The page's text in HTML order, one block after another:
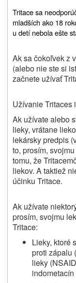
Tritace sa
mladších ako 18
u detí nebola ešte
Ak sa čokoľvek z
(alebo nie ste si
začnete užívať
UžívanieTritaces
Ak užívate alebo
lieky, vrátane
lekársky predpis
to, prosím,
tomu, žeTritace
liekov. A taktiež
účinku Tritace.
Ak užívate
prosím, svojmu
Tritace:
Lieky, ktoré
proti zápalu
lieky